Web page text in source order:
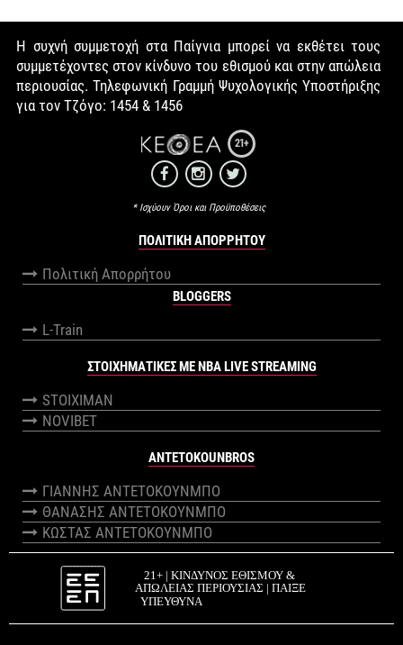
Η συχνή συμμετοχή στα Παίγνια μπορεί να εκθέτει τους
συμμετέχοντες στον κίνδυνο του εθισμού και στην απώλεια
περιουσίας. Τηλεφωνική Γραμμή Ψυχολογικής Υποστήριξης
για τον Τζόγο: 1454 & 1456
21+
* Ισχύουν Όροι και Προϋποθέσεις
ΠΟΛΙΤΙΚΉ ΑΠΟΡΡΉΤΟΥ
Πολιτική Απορρήτου
BLOGGERS
L-Train
ΣΤΟΙΧΗΜΑΤΙΚΕΣ ΜΕ NBA LIVE STREAMING
STOIXIMAN
NOVIBET
ANTETOKOUNBROS
ΓΙΑΝΝΗΣ ΑΝΤΕΤΟΚΟΥΝΜΠΟ
ΘΑΝΑΣΗΣ ΑΝΤΕΤΟΚΟΥΝΜΠΟ
ΚΩΣΤΑΣ ΑΝΤΕΤΟΚΟΥΝΜΠΟ